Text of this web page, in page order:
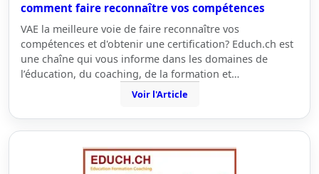
comment faire reconnaître vos compétences
VAE la meilleure voie de faire reconnaître vos
compétences et d'obtenir une certification? Educh.ch est
une chaîne qui vous informe dans les domaines de
l’éducation, du coaching, de la formation et…
Voir l'Article